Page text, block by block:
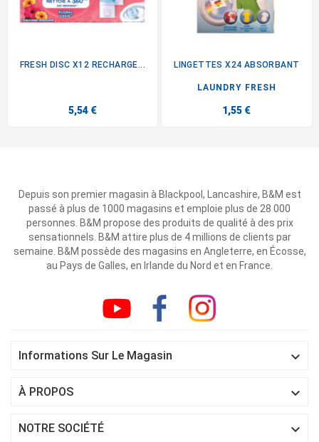
FRESH DISC X12 RECHARGE...
5,54 €
LINGETTES X24 ABSORBANT
LAUNDRY FRESH
1,55 €
Depuis son premier magasin à Blackpool, Lancashire, B&M est
passé à plus de 1000 magasins et emploie plus de 28 000
personnes. B&M propose des produits de qualité à des prix
sensationnels. B&M attire plus de 4 millions de clients par
semaine. B&M possède des magasins en Angleterre, en Écosse,
au Pays de Galles, en Irlande du Nord et en France.
Informations Sur Le Magasin 
À PROPOS 
NOTRE SOCIÉTÉ 